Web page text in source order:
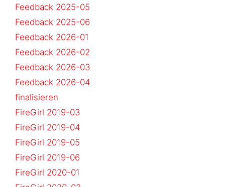
Feedback 2025-05
Feedback 2025-06
Feedback 2026-01
Feedback 2026-02
Feedback 2026-03
Feedback 2026-04
finalisieren
FireGirl 2019-03
FireGirl 2019-04
FireGirl 2019-05
FireGirl 2019-06
FireGirl 2020-01